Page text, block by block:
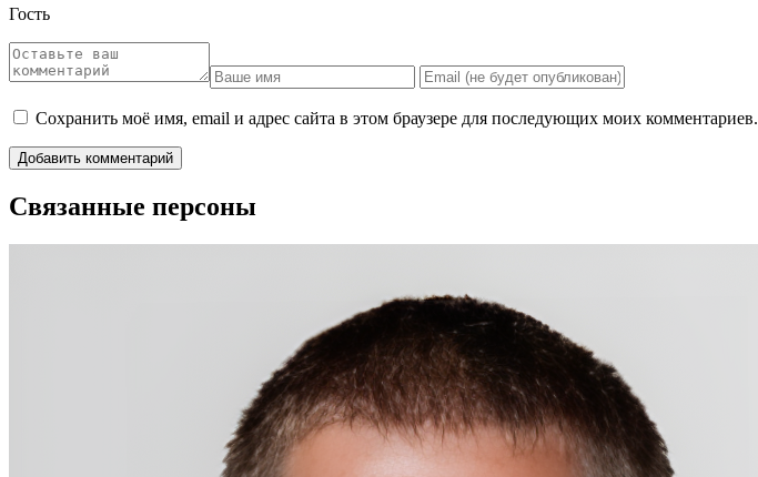
Гость
Сохранить моё имя, email и адрес сайта в этом браузере для последующих моих комментариев.
Связанные персоны